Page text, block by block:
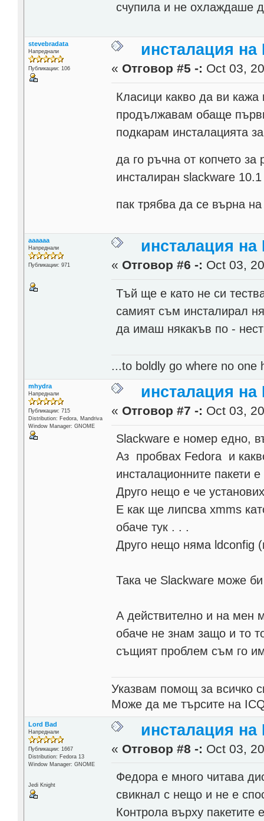
счупила и не охлаждаше
stevebradata
Напреднали
Публикации: 106
инсталация
« Отговор #5 -: Oct 03,
Класици какво да ви
продължавам обаще
подкарам инсталацията
да го ръчна от копчето за
инсталиран slackware
пак трябва да се върна
aaaaaa
Напреднали
Публикации: 971
инсталация
« Отговор #6 -: Oct 03,
Тъй ще е като не си
самият съм инсталирал
да имаш някакъв по -
...to boldly go where no one
mhydra
Напреднали
Публикации: 715
Distribution: Fedora, Mandriva
Window Manager: GNOME
инсталация
« Отговор #7 -: Oct 03,
Slackwаre е номер едно,
Аз пробвах Fedora и
инсталационните пакети
Друго нещо е че
Е как ще липсва xmms
обаче тук . . .
Друго нещо няма ldconfig
Така че Slackware може
А действително и на мен
обаче не знам защо и то
същият проблем съм го
Указвам помощ за всичко
Може да ме търсите на
Lord Bad
Напреднали
Публикации: 1667
Distribution: Fedora 13
Window Manager: GNOME
Jedi Knight
инсталация
« Отговор #8 -: Oct 03,
Федора е много читава
свикнал с нещо и не е
Контрола върху пакетите